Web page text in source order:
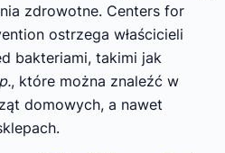
zdrowotne. Centers for
ostrzega właścicieli
bakteriami, takimi jak
, które można znaleźć w
domowych, a nawet